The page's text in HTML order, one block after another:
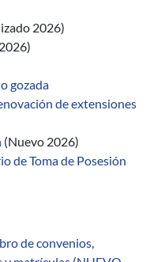
2026)
gozada
de extensiones
(Nuevo 2026)
de Toma de Posesión
de convenios,